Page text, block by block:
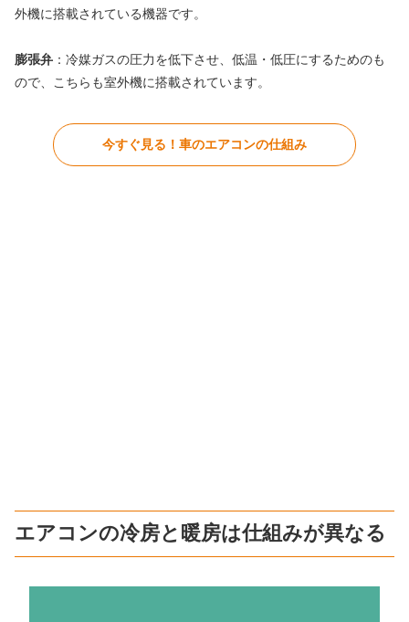
外機に搭載されている機器です。
膨張弁 ：冷媒ガスの圧力を低下させ、低温・低圧にするためのも
ので、こちらも室外機に搭載されています。
今すぐ見る！車のエアコンの仕組み
エアコンの冷房と暖房は仕組みが異なる